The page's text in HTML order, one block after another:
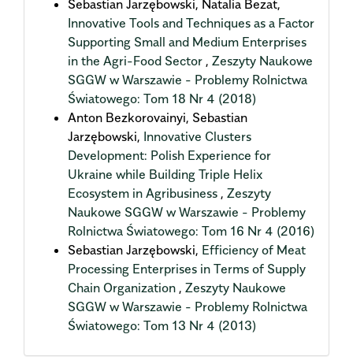
Sebastian Jarzębowski, Natalia Bezat,
Innovative Tools and Techniques as a Factor
Supporting Small and Medium Enterprises
in the Agri-Food Sector , Zeszyty Naukowe
SGGW w Warszawie - Problemy Rolnictwa
Światowego: Tom 18 Nr 4 (2018)
Anton Bezkorovainyi, Sebastian
Jarzębowski, Innovative Clusters
Development: Polish Experience for
Ukraine while Building Triple Helix
Ecosystem in Agribusiness , Zeszyty
Naukowe SGGW w Warszawie - Problemy
Rolnictwa Światowego: Tom 16 Nr 4 (2016)
Sebastian Jarzębowski, Efficiency of Meat
Processing Enterprises in Terms of Supply
Chain Organization , Zeszyty Naukowe
SGGW w Warszawie - Problemy Rolnictwa
Światowego: Tom 13 Nr 4 (2013)